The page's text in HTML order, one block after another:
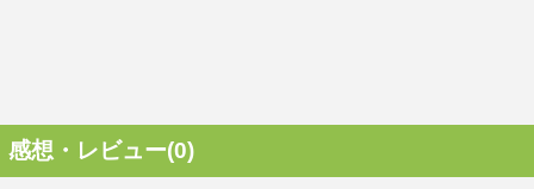
感想・レビュー(0)